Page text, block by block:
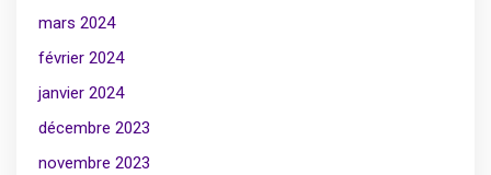
mars 2024
février 2024
janvier 2024
décembre 2023
novembre 2023